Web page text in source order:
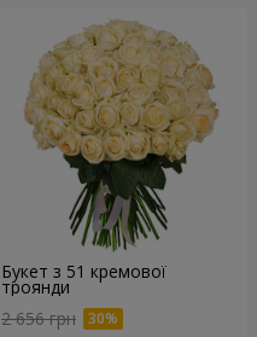
Букет з 51 кремової
троянди
2 656 грн